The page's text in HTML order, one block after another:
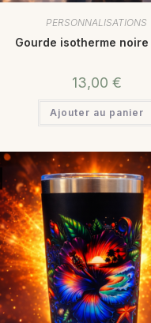
PERSONNALISATIONS
Gourde isotherme
13,00 €
Ajouter au panier